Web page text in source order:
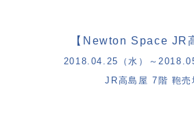
【 Newton Space JR
2018.04.25 （水）～
JR高島屋 7 階 鞄売